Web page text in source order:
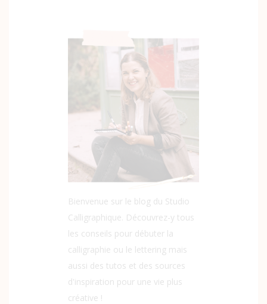
Bienvenue sur le blog du Studio
Calligraphique. Découvrez-y tous
les conseils pour débuter la
calligraphie ou le lettering mais
aussi des tutos et des sources
d'inspiration pour une vie plus
créative !